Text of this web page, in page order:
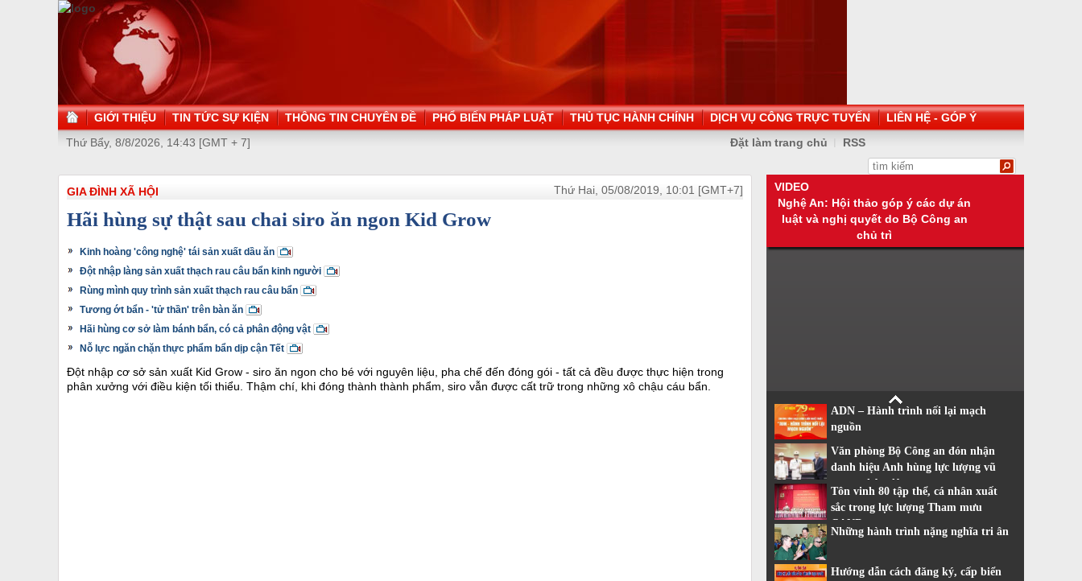
GIỚI THIỆU TIN TỨC SỰ KIỆN THÔNG TIN CHUYÊN ĐỀ PHỔ BIẾN PHÁP LUẬT THỦ TỤC HÀNH CHÍNH DỊCH VỤ CÔNG TRỰC TUYẾN
LIÊN HỆ - GÓP Ý
Thứ Bẩy, 8/8/2026, 14:43 [GMT + 7]
Đặt làm trang chủ RSS
GIA ĐÌNH XÃ HỘI Thứ Hai, 05/08/2019, 10:01 [GMT+7]
Hãi hùng sự thật sau chai siro ăn ngon Kid Grow
Kinh hoàng 'công nghệ' tái sản xuất dầu ăn
Đột nhập làng sản xuất thạch rau câu bẩn kinh người
Rùng mình quy trình sản xuất thạch rau câu bẩn
Tương ớt bẩn - 'tử thần' trên bàn ăn
Hãi hùng cơ sở làm bánh bẩn, có cả phân động vật
Nỗ lực ngăn chặn thực phẩm bẩn dịp cận Tết
Đột nhập cơ sở sản xuất Kid Grow - siro ăn ngon cho bé với nguyên liệu, pha chế đến đóng gói - tất cả đều được thực hiện trong
phân xưởng với điều kiện tối thiểu. Thậm chí, khi đóng thành thành phẩm, siro vẫn được cất trữ trong những xô chậu cáu bẩn.
VIDEO
Nghệ An: Hội thảo góp ý các dự án
luật và nghị quyết do Bộ Công an
chủ trì
ADN – Hành trình nối lại mạch
nguồn
Văn phòng Bộ Công an đón nhận
danh hiệu Anh hùng lực lượng vũ
trang nhân dân
Tôn vinh 80 tập thể, cá nhân xuất
sắc trong lực lượng Tham mưu
CAND
Những hành trình nặng nghĩa tri ân
Hướng dẫn cách đăng ký, cấp biển